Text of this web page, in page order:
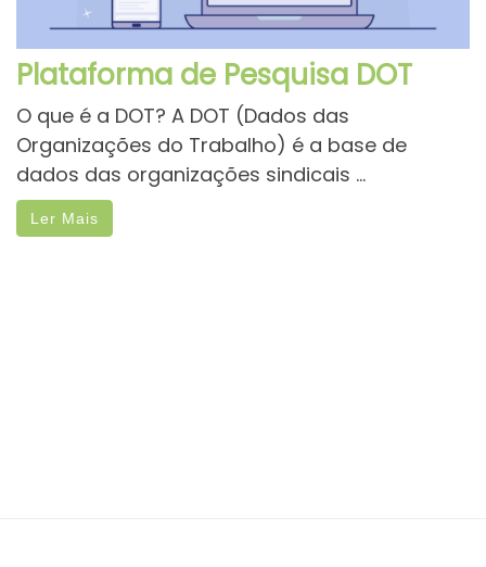
Plataforma de Pesquisa DOT
O que é a DOT? A DOT (Dados das
Organizações do Trabalho) é a base de
dados das organizações sindicais ...
Ler Mais